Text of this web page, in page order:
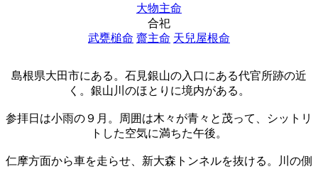
大物主命
合祀
武甕槌命 齋主命 天兒屋根命
島根県大田市にある。石見銀山の入口にある代官所跡の近
く。銀山川のほとりに境内がある。
参拝日は小雨の９月。周囲は木々が青々と茂って、シットリ
トした空気に満ちた午後。
仁摩方面から車を走らせ、新大森トンネルを抜ける。川の側